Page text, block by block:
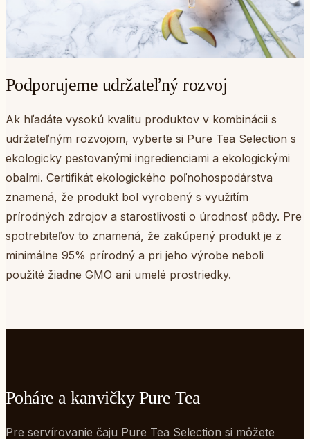
Podporujeme udržateľný rozvoj
Ak hľadáte vysokú kvalitu produktov v kombinácii s
udržateľným rozvojom, vyberte si Pure Tea Selection s
ekologicky pestovanými ingredienciami a ekologickými
obalmi. Certifikát ekologického poľnohospodárstva
znamená, že produkt bol vyrobený s využitím
prírodných zdrojov a starostlivosti o úrodnosť pôdy. Pre
spotrebiteľov to znamená, že zakúpený produkt je z
minimálne 95% prírodný a pri jeho výrobe neboli
použité žiadne GMO ani umelé prostriedky.
Poháre a kanvičky Pure Tea
Pre servírovanie čaju Pure Tea Selection si môžete